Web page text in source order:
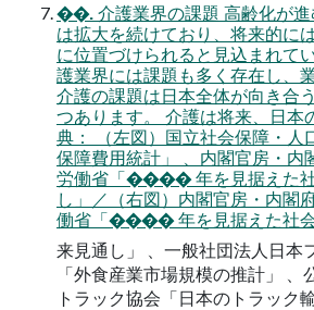
��. 介護業界の課題 高齢化が進
は拡大を続けており、将来的に
に位置づけられると見込まれて
護業界には課題も多く存在し、
介護の課題は日本全体が向き合
つあります。 介護は将来、日本
典： （左図）国立社会保障・人
保障費用統計」 、内閣官房・内
労働省「���� 年を見据えた社
し」／（右図）内閣官房・内閣
働省「���� 年を見据えた社
来見通し」 、一般社団法人日本
「外食産業市場規模の推計」 、
トラック協会「日本のトラック